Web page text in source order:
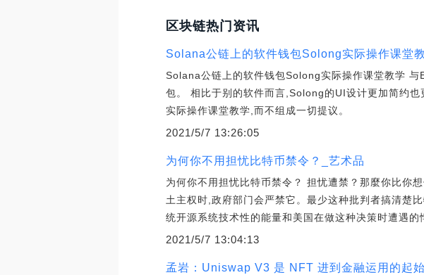
区块链热门资讯
Solana公链上的软件钱包Solong实际操作课堂
Solana公链上的软件钱包Solong实际操作课堂教学
包。 相比于别的软件而言,Solong的UI设计更加简约
实际操作课堂教学,而不组成一切提议。
2021/5/7 13:26:05
为何你不用担忧比特币禁令？_艺术品
为何你不用担忧比特币禁令？ 担忧遭禁？那麼你比你
土主权时,政府部门会严禁它。最少这种批判者搞清楚
统开源系统技术性的能量和美国在做这种决策时遭遇的
2021/5/7 13:04:13
孟岩：Uniswap V3 是 NFT 进到金融运用的起